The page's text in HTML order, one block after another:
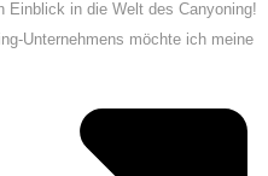
Einblick in die Welt des Canyoning!
Unternehmens möchte ich meine